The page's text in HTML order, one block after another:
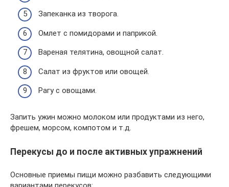
Запеканка из творога.
Омлет с помидорами и паприкой.
Вареная телятина, овощной салат.
Салат из фруктов или овощей.
Рагу с овощами.
Запить ужин можно молоком или продуктами из него,
фрешем, морсом, компотом и т.д.
Перекусы до и после активных упражнений
Основные приемы пищи можно разбавить следующими